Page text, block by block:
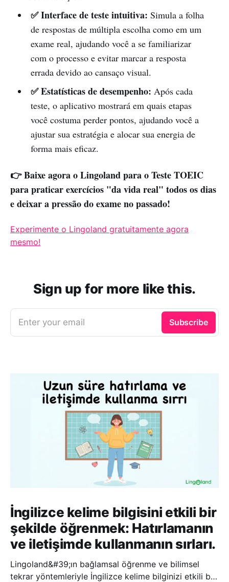
✅ Interface de teste intuitiva: Simula a folha
de respostas de múltipla escolha como em um
exame real, ajudando você a se familiarizar
com o processo e evitar marcar a resposta
errada devido ao cansaço visual.
✅ Estatísticas de desempenho: Após cada
teste, o aplicativo mostrará em quais etapas
você costuma perder pontos, ajudando você a
ajustar sua estratégia e alocar sua energia de
forma mais eficaz.
👉 Baixe agora o Lingoland para o Teste TOEIC
para praticar exercícios "da vida real" todos os dias
e deixar a pressão do exame no passado!
Experimente o Lingoland gratuitamente agora
mesmo!
Sign up for more like this.
Enter your email Subscribe
İngilizce kelime bilgisini etkili bir
şekilde öğrenmek: Hatırlamanın
ve iletişimde kullanmanın sırları.
Lingoland&#39;ın bağlamsal öğrenme ve bilimsel
tekrar yöntemleriyle İngilizce kelime bilginizi etkili bir